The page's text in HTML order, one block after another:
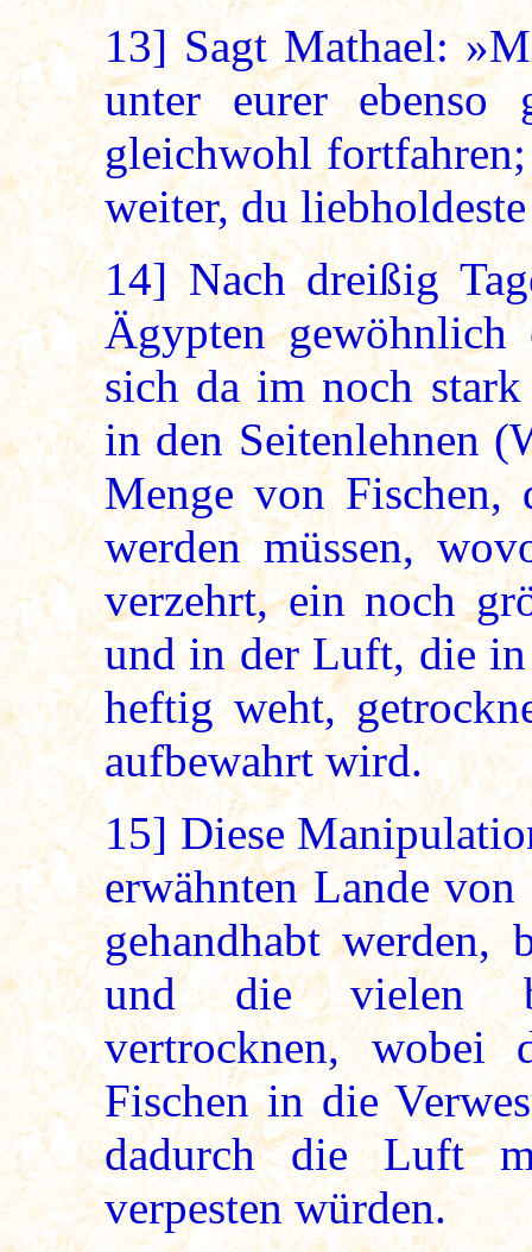
13] Sagt Mathael:
unter eurer
gleichwohl
weiter, du
14] Nach dreißig
Ägypten
sich da im noch
in den Seitenlehnen
Menge von Fischen,
werden müssen,
verzehrt, ein noch
und in der Luft, die
heftig weht,
aufbewahrt wird.
15] Diese
erwähnten Lande
gehandhabt
und die vielen
vertrocknen, wobei
Fischen in die
dadurch die Luft
verpesten würden.